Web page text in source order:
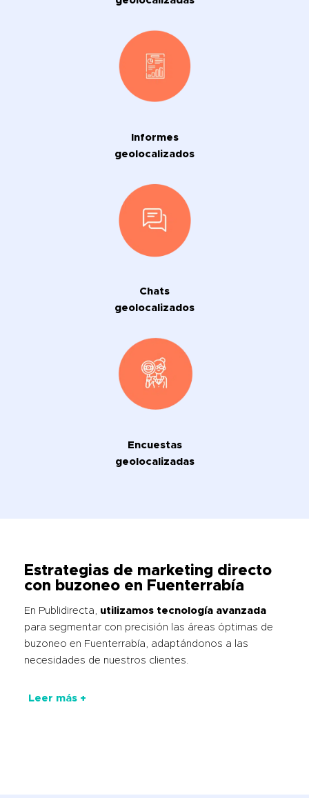
Informes
geolocalizados
Chats
geolocalizados
Encuestas
geolocalizadas
Estrategias de marketing directo
con buzoneo en Fuenterrabía
En Publidirecta, utilizamos tecnología avanzada
para segmentar con precisión las áreas óptimas de
buzoneo en Fuenterrabía, adaptándonos a las
necesidades de nuestros clientes.
Leer más +